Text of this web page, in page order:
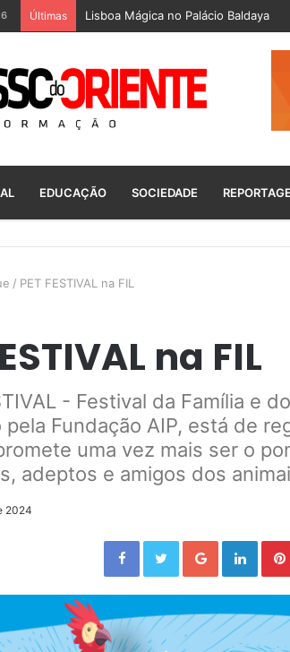
Últimas Lisboa Mágica no Palácio Baldaya
EDUCAÇÃO SOCIEDADE
/ PET FESTIVAL na FIL
na FIL
- Festival da Família e
Fundação AIP, está de
uma vez mais ser o
adeptos e amigos dos
2024
Facebook Twitter Google+ LinkedIn